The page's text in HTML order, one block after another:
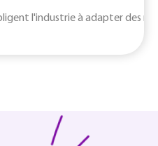
l'industrie à adapter des